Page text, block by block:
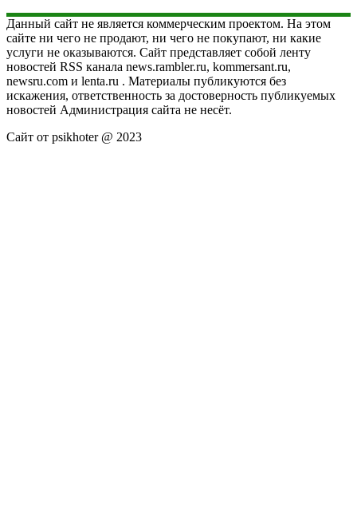
Данный сайт не является коммерческим проектом. На этом
сайте ни чего не продают, ни чего не покупают, ни какие
услуги не оказываются. Сайт представляет собой ленту
новостей RSS канала news.rambler.ru, kommersant.ru,
newsru.com и lenta.ru . Материалы публикуются без
искажения, ответственность за достоверность публикуемых
новостей Администрация сайта не несёт.
Сайт от psikhoter @ 2023